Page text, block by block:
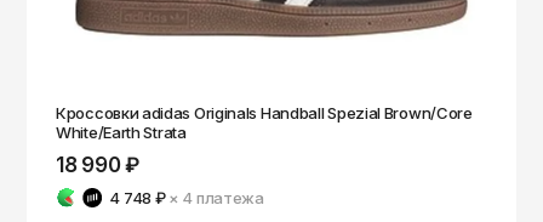
Кроссовки adidas Originals Handball Spezial Brown/Core
White/Earth Strata
18 990 ₽
4 748 ₽ × 4платежа